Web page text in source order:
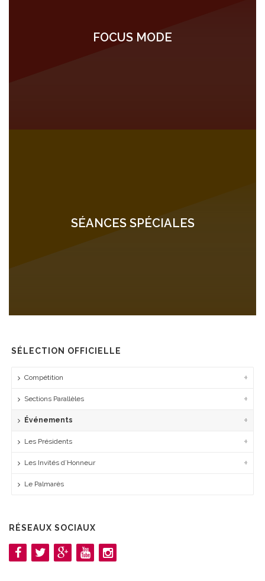
FOCUS MODE
SÉANCES SPÉCIALES
SÉLECTION OFFICIELLE
Compétition
Sections Parallèles
Événements
Les Présidents
Les Invités d’Honneur
Le Palmarès
RÉSEAUX SOCIAUX